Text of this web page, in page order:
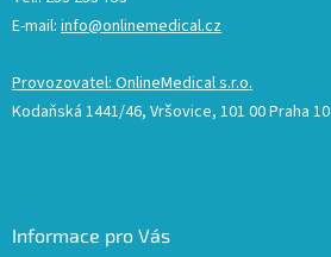
E-mail: info@onlinemedical.cz
Provozovatel: OnlineMedical s.r.o.
Kodaňská 1441/46, Vršovice, 101 00 Praha 10
Informace pro Vás